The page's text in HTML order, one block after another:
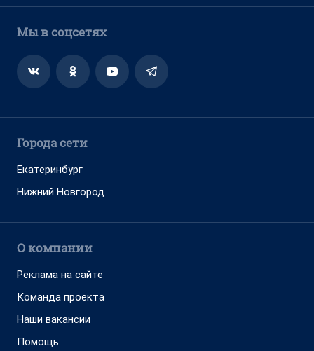
Мы в соцсетях
Города сети
Екатеринбург
Нижний Новгород
О компании
Реклама на сайте
Команда проекта
Наши вакансии
Помощь